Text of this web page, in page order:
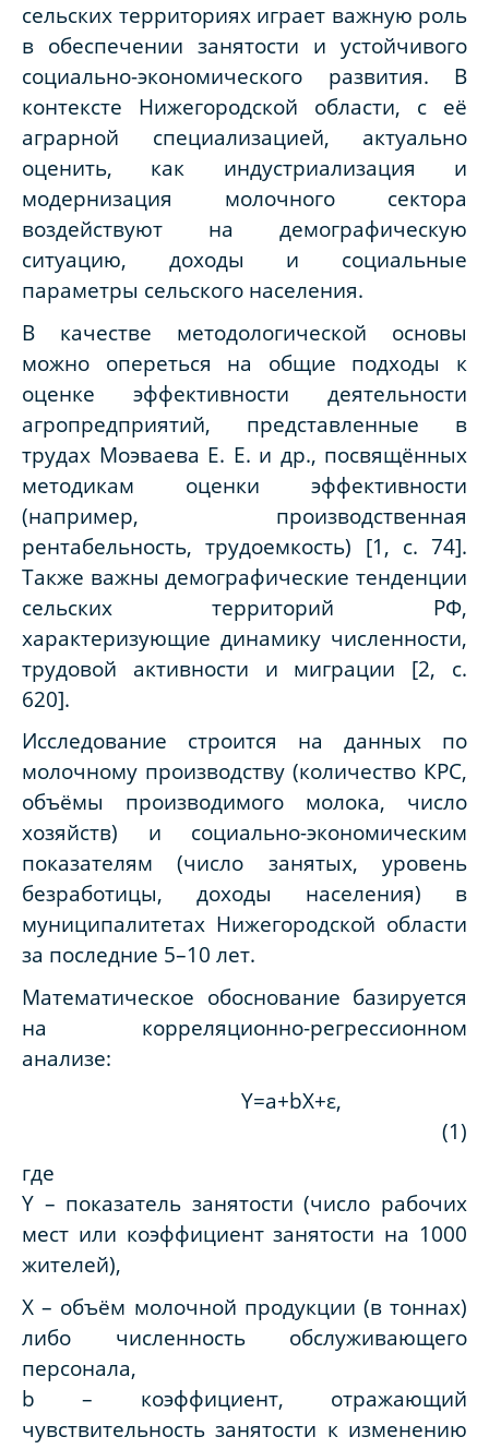
сельских территориях играет важную роль
в обеспечении занятости и устойчивого
социально-экономического развития. В
контексте Нижегородской области, с её
аграрной специализацией, актуально
оценить, как индустриализация и
модернизация молочного сектора
воздействуют на демографическую
ситуацию, доходы и социальные
параметры сельского населения.
В качестве методологической основы
можно опереться на общие подходы к
оценке эффективности деятельности
агропредприятий, представленные в
трудах Моэваева Е. Е. и др., посвящённых
методикам оценки эффективности
(например, производственная
рентабельность, трудоемкость) [1, с. 74].
Также важны демографические тенденции
сельских территорий РФ,
характеризующие динамику численности,
трудовой активности и миграции [2, с.
620].
Исследование строится на данных по
молочному производству (количество КРС,
объёмы производимого молока, число
хозяйств) и социально-экономическим
показателям (число занятых, уровень
безработицы, доходы населения) в
муниципалитетах Нижегородской области
за последние 5–10 лет.
Математическое обоснование базируется
на корреляционно-регрессионном
анализе:
Y=a+bX+ε,
(1)
где
Y – показатель занятости (число рабочих
мест или коэффициент занятости на 1000
жителей),
X – объём молочной продукции (в тоннах)
либо численность обслуживающего
персонала,
b – коэффициент, отражающий
чувствительность занятости к изменению